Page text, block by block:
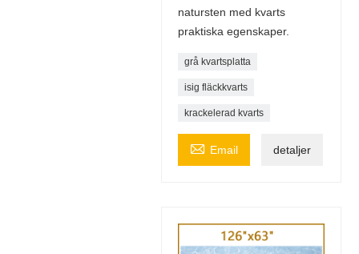
natursten med kvarts
praktiska egenskaper.
grå kvartsplatta
isig fläckkvarts
krackelerad kvarts
 Email detaljer